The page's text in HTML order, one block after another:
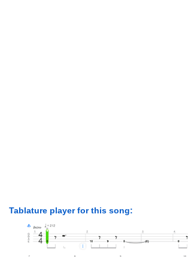
Tablature player for this song: